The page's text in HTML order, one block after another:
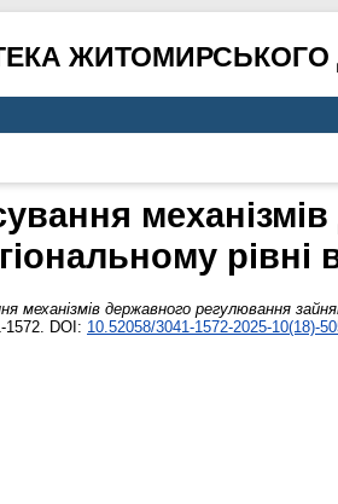
рівні
механізмів державного регулювання
1572. DOI: 10.52058/3041-1572-2025-10(18)-